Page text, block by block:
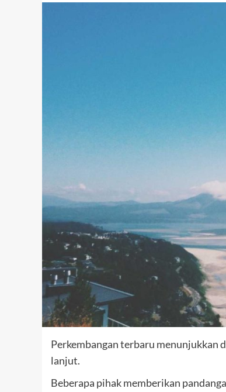
Perkembangan terbaru menunjukkan
lanjut.
Beberapa pihak memberikan